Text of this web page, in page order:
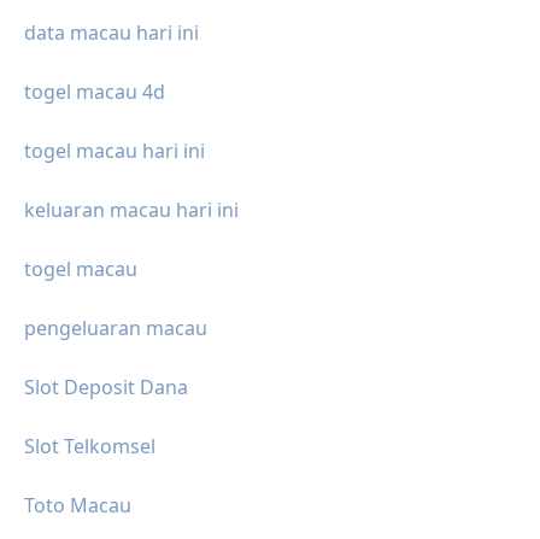
data macau hari ini
togel macau 4d
togel macau hari ini
keluaran macau hari ini
togel macau
pengeluaran macau
Slot Deposit Dana
Slot Telkomsel
Toto Macau